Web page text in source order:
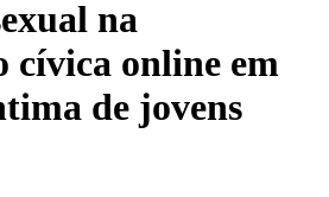
na
cívica online em
de jovens